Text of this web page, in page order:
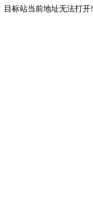
目标站当前地址无法打开!